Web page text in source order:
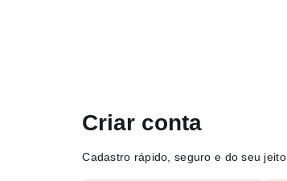
Criar conta
Cadastro rápido, seguro e do seu jeito.